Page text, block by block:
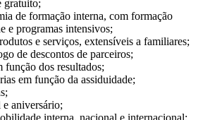
gratuito;
de formação interna, com formação
e programas intensivos;
e serviços, extensíveis a familiares;
de descontos de parceiros;
função dos resultados;
em função da assiduidade;
aniversário;
interna, nacional e internacional;